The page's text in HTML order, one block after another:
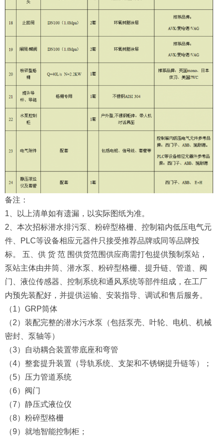
备注：
1、以上清单如有遗漏，以实际图纸为准。
2、本次招标潜水排污泵、粉碎型格栅、控制箱内低压电气元
件、PLC等设备相应元器件只接受推荐品牌或同等品牌投
标。 五、供 货 范 围供货范围供应商需打包提供预制泵站，
泵站主体由井筒、潜水泵、粉碎型格栅、提升链、管道、阀
门、液位传感器、控制系统和通风系统等部件组成，在工厂
内预先装配好，并提供运输、安装指导、调试和售后服务。
（1）GRP筒体
（2）装配完整的潜水污水泵（包括泵壳、叶轮、电机、机械
密封、泵轴等）
（3）自动耦合装置带底座和弯管
（4）整套提升装置（导轨系统、支架和不锈钢提升链等）；
（5）压力管道系统
（6）阀门
（7）静压式液位仪
（8）粉碎型格栅
（9）就地智能控制柜；